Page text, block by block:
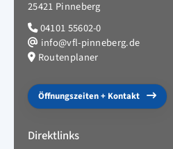
25421 Pinneberg
04101 55602-0
info@vfl-pinneberg.de
Routenplaner
Öffnungszeiten + Kontakt
Direktlinks